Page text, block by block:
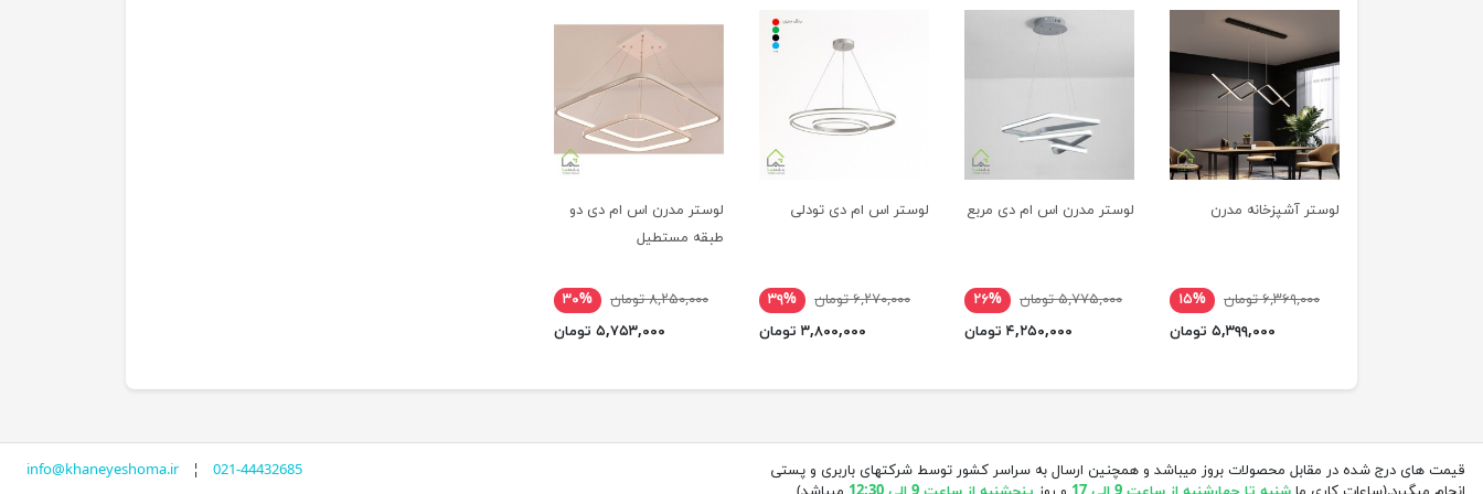
لوستر آشپزخانه مدرن
۶,۳۶۹,۰۰۰ تومان
۱۵%
۵,۳۹۹,۰۰۰ تومان
لوستر مدرن اس ام دی مربع
۵,۷۷۵,۰۰۰ تومان
۲۶%
۴,۲۵۰,۰۰۰ تومان
لوستر اس ام دی تودلی
۶,۲۷۰,۰۰۰ تومان
۳۹%
۳,۸۰۰,۰۰۰ تومان
لوستر مدرن اس ام دی دو
طبقه مستطیل
۸,۲۵۰,۰۰۰ تومان
۳۰%
۵,۷۵۳,۰۰۰ تومان
قیمت های درج شده در مقابل محصولات بروز میباشد و همچنین ارسال به سراسر کشور توسط شرکتهای باربری و پستی
info@khaneyeshoma.ir¦ 021-44432685